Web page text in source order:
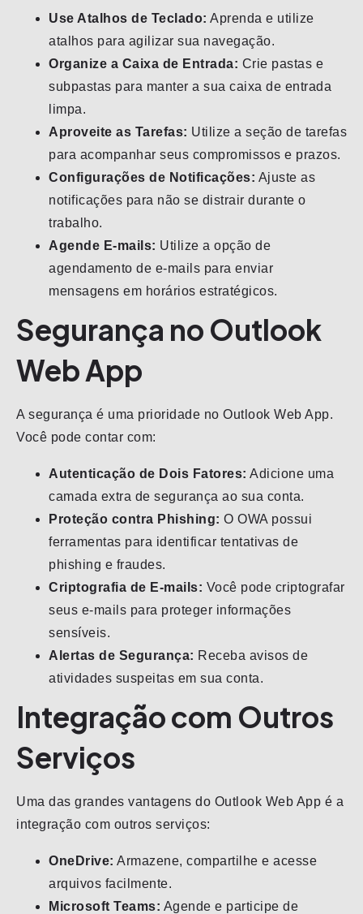
Use Atalhos de Teclado: Aprenda e utilize
atalhos para agilizar sua navegação.
Organize a Caixa de Entrada: Crie pastas e
subpastas para manter a sua caixa de entrada
limpa.
Aproveite as Tarefas: Utilize a seção de tarefas
para acompanhar seus compromissos e prazos.
Configurações de Notificações: Ajuste as
notificações para não se distrair durante o
trabalho.
Agende E-mails: Utilize a opção de
agendamento de e-mails para enviar
mensagens em horários estratégicos.
Segurança no Outlook
Web App
A segurança é uma prioridade no Outlook Web App.
Você pode contar com:
Autenticação de Dois Fatores: Adicione uma
camada extra de segurança ao sua conta.
Proteção contra Phishing: O OWA possui
ferramentas para identificar tentativas de
phishing e fraudes.
Criptografia de E-mails: Você pode criptografar
seus e-mails para proteger informações
sensíveis.
Alertas de Segurança: Receba avisos de
atividades suspeitas em sua conta.
Integração com Outros
Serviços
Uma das grandes vantagens do Outlook Web App é a
integração com outros serviços:
OneDrive: Armazene, compartilhe e acesse
arquivos facilmente.
Microsoft Teams: Agende e participe de